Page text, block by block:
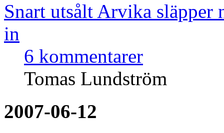
Snart utsålt Arvika släpper
in
6 kommentarer
Tomas Lundström
2007-06-12